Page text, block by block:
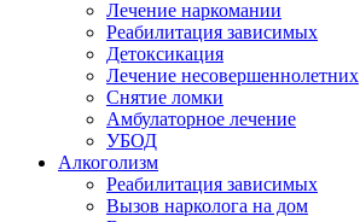
Лечение наркомании
Реабилитация зависимых
Детоксикация
Лечение несовершеннолетних
Снятие ломки
Амбулаторное лечение
УБОД
Алкоголизм
Реабилитация зависимых
Вызов нарколога на дом